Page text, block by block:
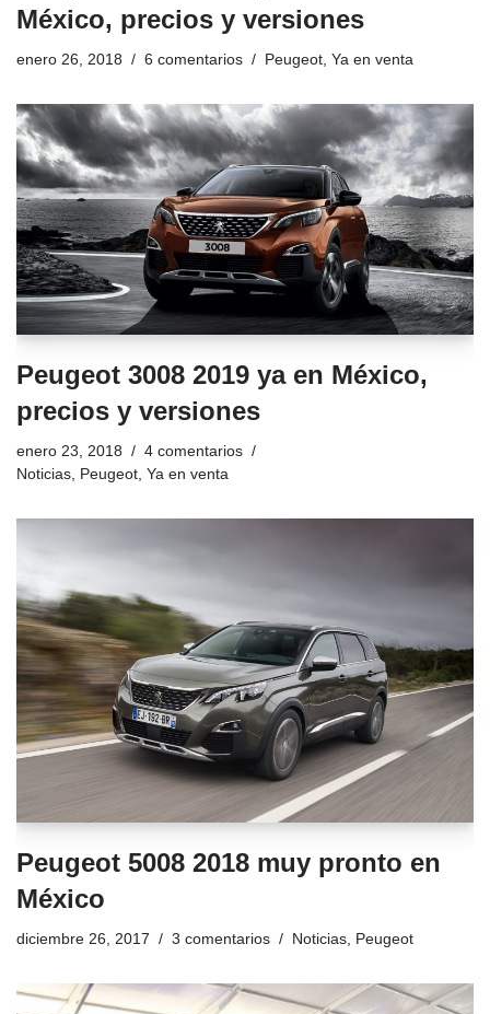
México, precios y versiones
enero 26, 2018 6 comentarios Peugeot, Ya en venta
Peugeot 3008 2019 ya en México,
precios y versiones
enero 23, 2018
4 comentarios
Noticias Peugeot Ya en venta
Peugeot 5008 2018 muy pronto en
México
diciembre 26, 2017 3 comentarios Noticias, Peugeot